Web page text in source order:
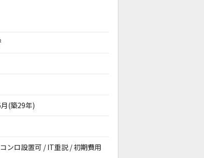
(築29年)
ンロ設置可 / IT重説 / 初期費用